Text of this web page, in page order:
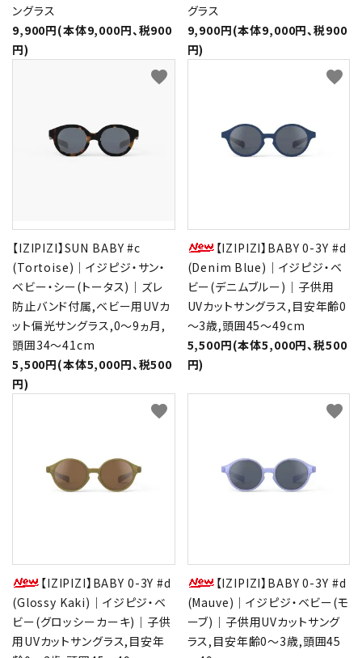
ングラス
9,900円(本体9,000円、税900
円)
グラス
9,900円(本体9,000円、税900
円)
【IZIPIZI】SUN BABY #c
(Tortoise)｜イジピジ・サン・
ベビー・シー(トータス)｜ズレ
防止バンド付属,ベビー用UVカ
ット偏光サングラス,0～9ヵ月,
頭囲34～41cm
5,500円(本体5,000円、税500
円)
favorite
【IZIPIZI】BABY 0-3Y #d
(Denim Blue)｜イジピジ・ベ
ビー(デニムブルー)｜子供用
UVカットサングラス,目安年齢0
～3歳,頭囲45～49cm
5,500円(本体5,000円、税500
円)
favorite
【IZIPIZI】BABY 0-3Y #d
(Glossy Kaki)｜イジピジ・ベ
ビー(グロッシーカーキ)｜子供
用UVカットサングラス,目安年
favorite
【IZIPIZI】BABY 0-3Y #d
(Mauve)｜イジピジ・ベビー(モ
ーブ)｜子供用UVカットサング
ラス,目安年齢0～3歳,頭囲45
favorite